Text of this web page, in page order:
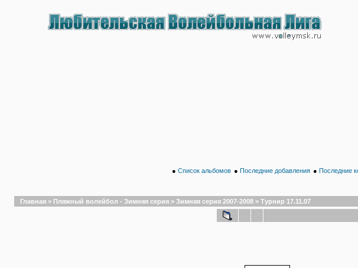
● Список альбомов ● Последние добавления ● Последние
Главная > Пляжный волейбол - Зимняя серия > Зимняя серия 2007-2008 > Турнир 17.11.07